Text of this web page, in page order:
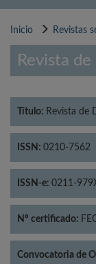
Inicio Revistas
Revista
Título: Revista de
ISSN: 0210-7562
ISSN-e: 0211-
Nº certificado:
Convocatoria de